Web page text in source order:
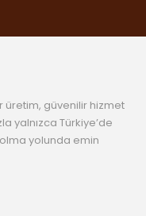
üretim, güvenilir hizmet
yalnızca Türkiye’de
yolunda emin